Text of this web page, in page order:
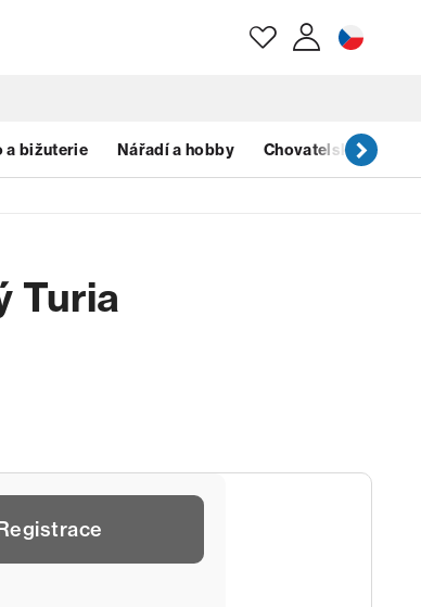
a bižuterie Nářadí a hobby Chovatelské
Turia